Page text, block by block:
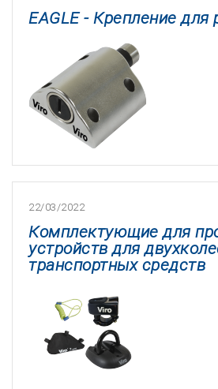
EAGLE - Крепление для
22/03/2022
Комплектующие для
устройств для
транспортных средств